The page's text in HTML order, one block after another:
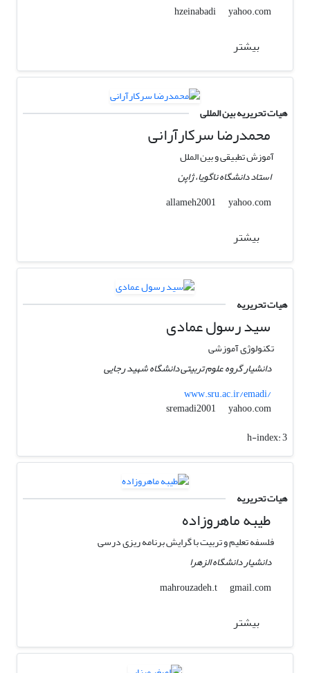
hzeinabadi
yahoo.com
بیشتر
هیات تحریریه بین المللی
محمدرضا سرکارآرانی
آموزش تطبیقی و بین الملل
استاد دانشگاه ناگویا،‌ ژاپن
allameh2001
yahoo.com
بیشتر
هیات تحریریه
سید رسول عمادی
تکنولوژی آموزشی
دانشیار گروه علوم تربیتی دانشگاه شهید رجایی
www.sru.ac.ir/emadi/
sremadi2001
yahoo.com
h-index:3
هیات تحریریه
طیبه ماهروزاده
فلسفه تعلیم و تربیت با گرایش برنامه ریزی درسی
دانشیار دانشگاه الزهرا
mahrouzadeh.t
gmail.com
بیشتر